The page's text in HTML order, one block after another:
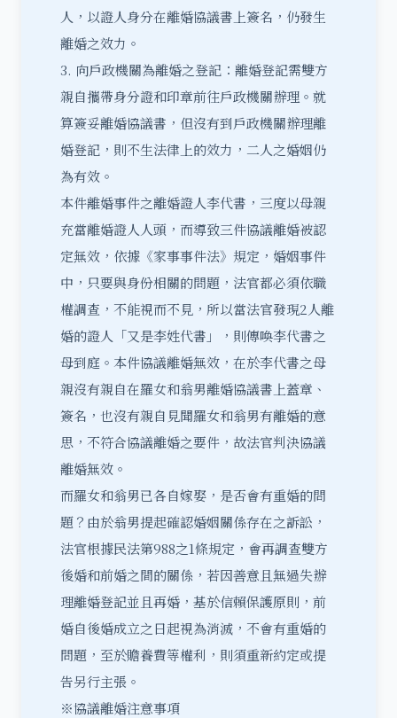
人，以證人身分在離婚協議書上簽名，仍發生
離婚之效力。
3. 向戶政機關為離婚之登記：離婚登記需雙方
親自攜帶身分證和印章前往戶政機關辦理。就
算簽妥離婚協議書，但沒有到戶政機關辦理離
婚登記，則不生法律上的效力，二人之婚姻仍
為有效。
本件離婚事件之離婚證人李代書，三度以母親
充當離婚證人人頭，而導致三件協議離婚被認
定無效，依據《家事事件法》規定，婚姻事件
中，只要與身份相關的問題，法官都必須依職
權調查，不能視而不見，所以當法官發現2人離
婚的證人「又是李姓代書」，則傳喚李代書之
母到庭。本件協議離婚無效，在於李代書之母
親沒有親自在羅女和翁男離婚協議書上蓋章、
簽名，也沒有親自見聞羅女和翁男有離婚的意
思，不符合協議離婚之要件，故法官判決協議
離婚無效。
而羅女和翁男已各自嫁娶，是否會有重婚的問
題？由於翁男提起確認婚姻關係存在之訴訟，
法官根據民法第988之1條規定，會再調查雙方
後婚和前婚之間的關係，若因善意且無過失辦
理離婚登記並且再婚，基於信賴保護原則，前
婚自後婚成立之日起視為消滅，不會有重婚的
問題，至於贍養費等權利，則須重新約定或提
告另行主張。
※協議離婚注意事項